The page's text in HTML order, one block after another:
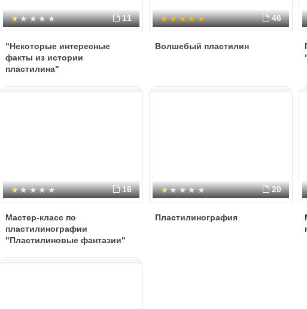
11
"Некоторые интересные
факты из истории
пластилина"
46
Волшебый пластилин
16
Мастер-класс по
пластилинографии
"Пластилиновые фантазии"
20
Пластилинография